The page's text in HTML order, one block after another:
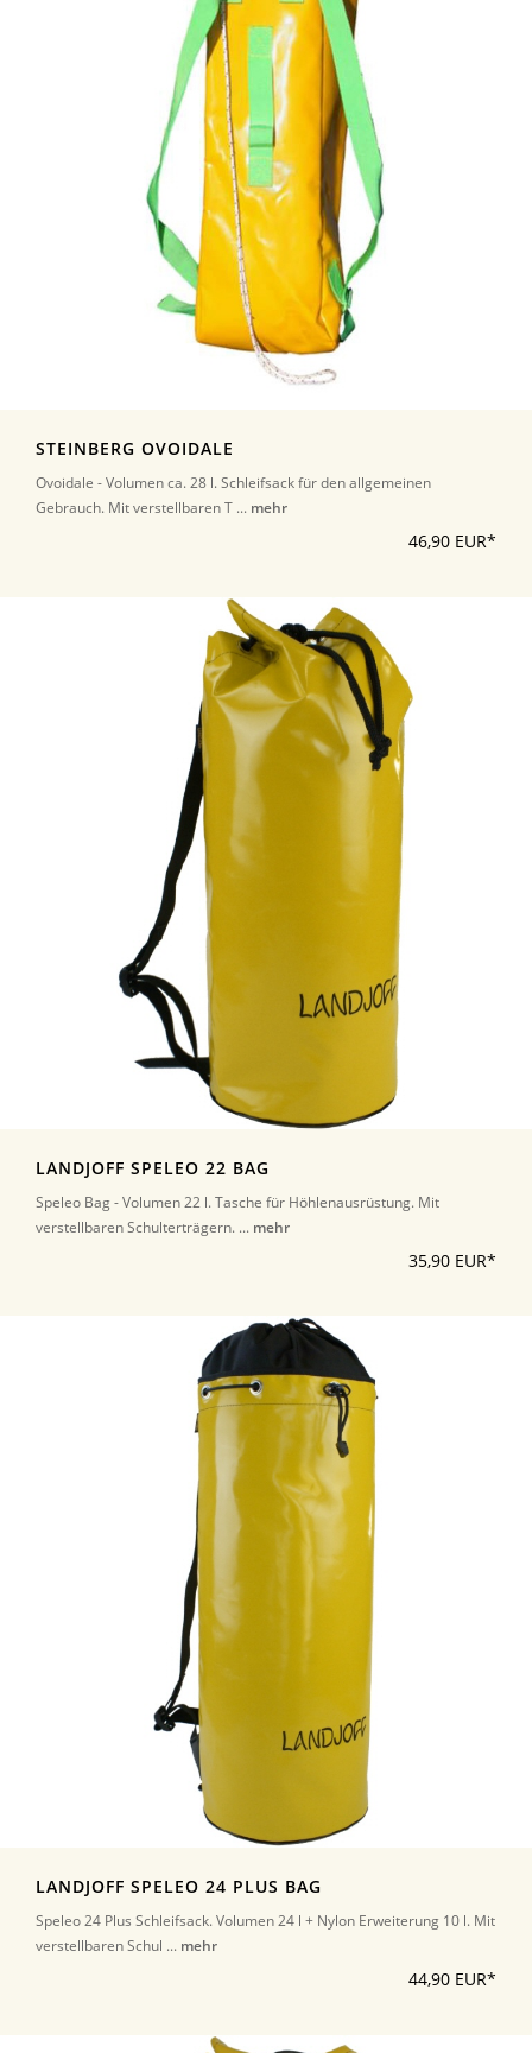
STEINBERG OVOIDALE
Ovoidale - Volumen ca. 28 l. Schleifsack für den allgemeinen
Gebrauch. Mit verstellbaren T ... mehr
46,90 EUR*
LANDJOFF SPELEO 22 BAG
Speleo Bag - Volumen 22 l. Tasche für Höhlenausrüstung. Mit
verstellbaren Schulterträgern. ... mehr
35,90 EUR*
LANDJOFF SPELEO 24 PLUS BAG
Speleo 24 Plus Schleifsack. Volumen 24 l + Nylon Erweiterung 10 l. Mit
verstellbaren Schul ... mehr
44,90 EUR*